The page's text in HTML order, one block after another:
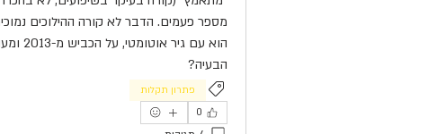
הבעיה?
פתרון תקלות
0